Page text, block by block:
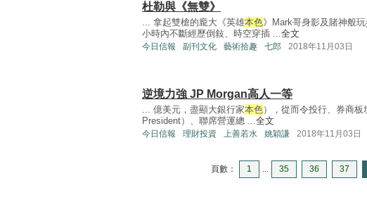
杜勒與《無雙》
... 拿起雙槍的龐大《英雄本色》Mark哥身影及賭神般
小時內不斷經歷倒敍、時空穿插 ...全文
今日信報 副刊文化 藝術拾趣 七郎 2018年11月03日
逆境力強 JP Morgan高人一等
... 億美元，盡顯大銀行家本色），從而令投行、券商
President）、聯席營運總 ...全文
今日信報 理財投資 上善若水 姚穎謙 2018年11月03日
頁數： 1 ... 35 36 37